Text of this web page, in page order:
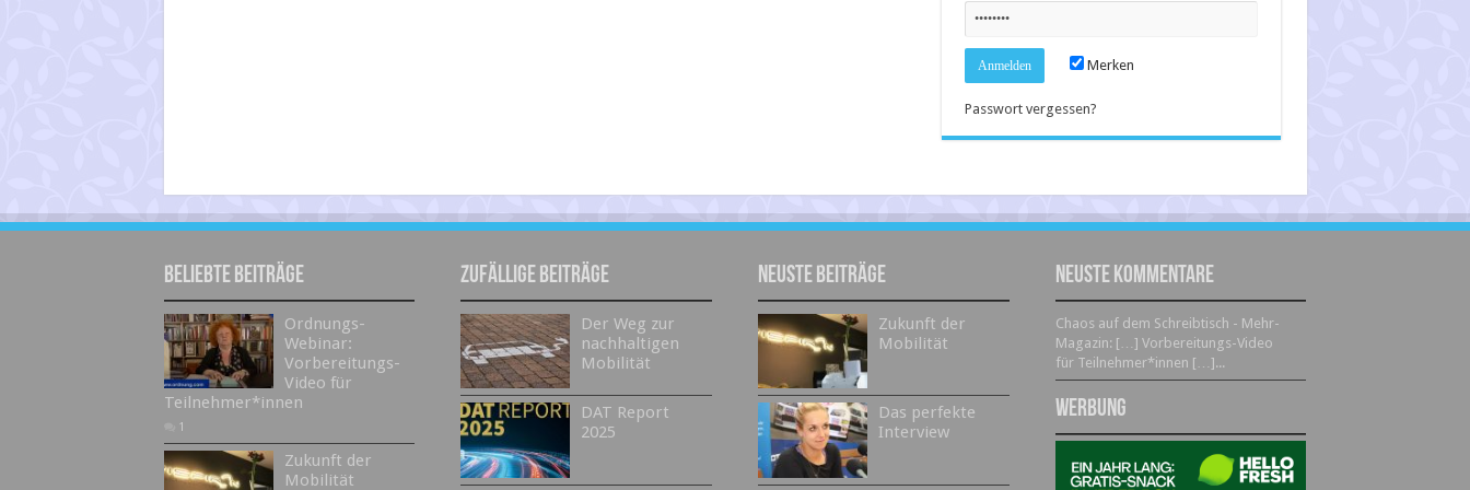
Merken
Passwort vergessen?
Beliebte Beiträge
Ordnungs-
Webinar:
Vorbereitungs-
Video für
Teilnehmer*innen
1
Zukunft der
Mobilität
Zufällige Beiträge
Der Weg zur
nachhaltigen
Mobilität
DAT Report
2025
Neuste Beiträge
Zukunft der
Mobilität
Das perfekte
Interview
Neuste Kommentare
Chaos auf dem Schreibtisch - Mehr-
Magazin: […] Vorbereitungs-Video
für Teilnehmer*innen […]...
Werbung